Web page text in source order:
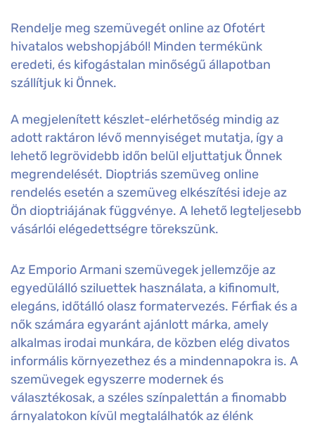
Rendelje meg szemüvegét online az Ofotért
hivatalos webshopjából! Minden termékünk
eredeti, és kifogástalan minőségű állapotban
szállítjuk ki Önnek.
A megjelenített készlet-elérhetőség mindig az
adott raktáron lévő mennyiséget mutatja, így a
lehető legrövidebb időn belül eljuttatjuk Önnek
megrendelését. Dioptriás szemüveg online
rendelés esetén a szemüveg elkészítési ideje az
Ön dioptriájának függvénye. A lehető legteljesebb
vásárlói elégedettségre törekszünk.
Az Emporio Armani szemüvegek jellemzője az
egyedülálló sziluettek használata, a kifinomult,
elegáns, időtálló olasz formatervezés. Férfiak és a
nők számára egyaránt ajánlott márka, amely
alkalmas irodai munkára, de közben elég divatos
informális környezethez és a mindennapokra is. A
szemüvegek egyszerre modernek és
választékosak, a széles színpalettán a finomabb
árnyalatokon kívül megtalálhatók az élénk